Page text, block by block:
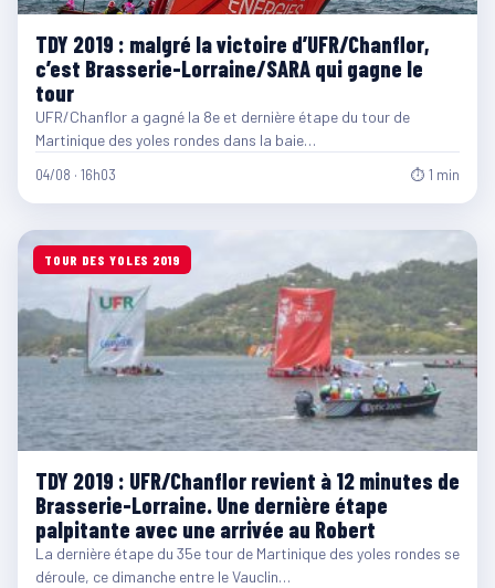
TDY 2019 : malgré la victoire d’UFR/Chanflor,
c’est Brasserie-Lorraine/SARA qui gagne le
tour
UFR/Chanflor a gagné la 8e et dernière étape du tour de
Martinique des yoles rondes dans la baie…
04/08 · 16h03 ⏱ 1 min
TOUR DES YOLES 2019
TDY 2019 : UFR/Chanflor revient à 12 minutes de
Brasserie-Lorraine. Une dernière étape
palpitante avec une arrivée au Robert
La dernière étape du 35e tour de Martinique des yoles rondes se
déroule, ce dimanche entre le Vauclin…